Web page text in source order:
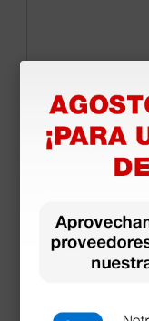
Asa
profsional
69,00 €